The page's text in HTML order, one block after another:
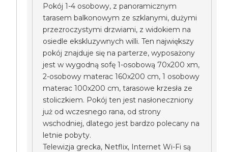
Pokój 1-4 osobowy, z panoramicznym
tarasem balkonowym ze szklanymi, dużymi
przezroczystymi drzwiami, z widokiem na
osiedle ekskluzywnych willi. Ten największy
pokój znajduje się na parterze, wyposażony
jest w wygodną sofę 1-osobową 70x200 xm,
2-osobowy materac 160x200 cm, 1 osobowy
materac 100x200 cm, tarasowe krzesła ze
stoliczkiem. Pokój ten jest nasłoneczniony
już od wczesnego rana, od strony
wschodniej, dlatego jest bardzo polecany na
letnie pobyty.
Telewizja grecka, Netflix, Internet Wi-Fi są